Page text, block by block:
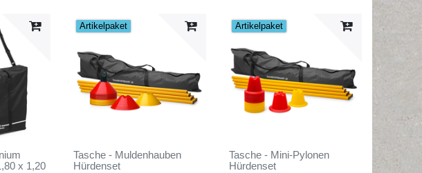
x 1,20
Artikelpaket
Tasche - Muldenhauben
Hürdenset
Artikelpaket
Tasche - Mini-Pylonen
Hürdenset